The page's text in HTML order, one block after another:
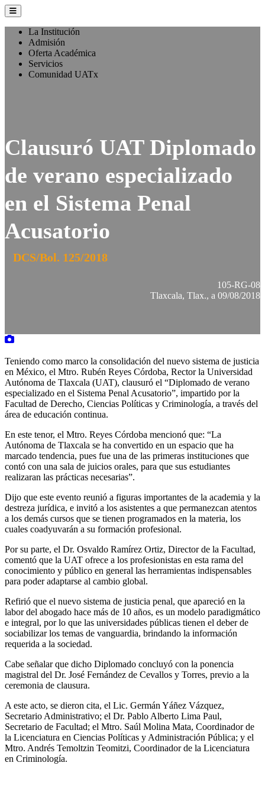
La Institución
Admisión
Oferta Académica
Servicios
Comunidad UATx
Clausuró UAT Diplomado
de verano especializado
en el Sistema Penal
Acusatorio
DCS/Bol. 125/2018
105-RG-08
Tlaxcala, Tlax., a 09/08/2018
Teniendo como marco la consolidación del nuevo sistema de justicia
en México, el Mtro. Rubén Reyes Córdoba, Rector la Universidad
Autónoma de Tlaxcala (UAT), clausuró el “Diplomado de verano
especializado en el Sistema Penal Acusatorio”, impartido por la
Facultad de Derecho, Ciencias Políticas y Criminología, a través del
área de educación continua.
En este tenor, el Mtro. Reyes Córdoba mencionó que: “La
Autónoma de Tlaxcala se ha convertido en un espacio que ha
marcado tendencia, pues fue una de las primeras instituciones que
contó con una sala de juicios orales, para que sus estudiantes
realizaran las prácticas necesarias”.
Dijo que este evento reunió a figuras importantes de la academia y la
destreza jurídica, e invitó a los asistentes a que permanezcan atentos
a los demás cursos que se tienen programados en la materia, los
cuales coadyuvarán a su formación profesional.
Por su parte, el Dr. Osvaldo Ramírez Ortiz, Director de la Facultad,
comentó que la UAT ofrece a los profesionistas en esta rama del
conocimiento y público en general las herramientas indispensables
para poder adaptarse al cambio global.
Refirió que el nuevo sistema de justicia penal, que apareció en la
labor del abogado hace más de 10 años, es un modelo paradigmático
e integral, por lo que las universidades públicas tienen el deber de
sociabilizar los temas de vanguardia, brindando la información
requerida a la sociedad.
Cabe señalar que dicho Diplomado concluyó con la ponencia
magistral del Dr. José Fernández de Cevallos y Torres, previo a la
ceremonia de clausura.
A este acto, se dieron cita, el Lic. Germán Yáñez Vázquez,
Secretario Administrativo; el Dr. Pablo Alberto Lima Paul,
Secretario de Facultad; el Mtro. Saúl Molina Mata, Coordinador de
la Licenciatura en Ciencias Políticas y Administración Pública; y el
Mtro. Andrés Temoltzin Teomitzi, Coordinador de la Licenciatura
en Criminología.